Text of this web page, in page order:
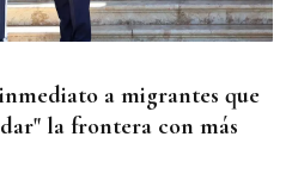
a migrantes que
la frontera con más